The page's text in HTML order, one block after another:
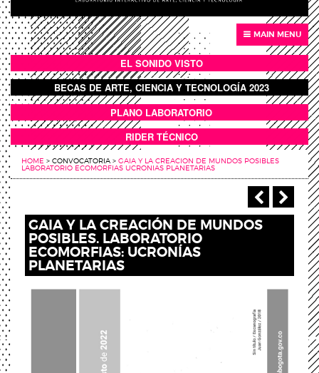
MAIN MENU
BOTÓN SONIDO VISTO
EL SONIDO VISTO
BOTON DOMO LLENO
BECAS DE ARTE, CIENCIA Y TECNOLOGÍA 2023
ANEXOS
PLANO LABORATORIO
RIDER TÉCNICO
HOME > CONVOCATORIA > GAIA Y LA CREACION DE MUNDOS POSIBLES
LABORATORIO ECOMORFIAS UCRONIAS PLANETARIAS
‹
GAIA Y LA CREACIÓN DE MUNDOS
POSIBLES. LABORATORIO
ECOMORFIAS: UCRONÍAS
PLANETARIAS